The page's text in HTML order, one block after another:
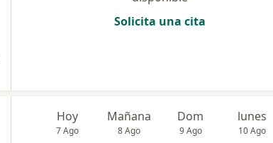
Solicita una cita
Hoy
7 Ago
Mañana
8 Ago
Dom
9 Ago
lunes
10 Ago